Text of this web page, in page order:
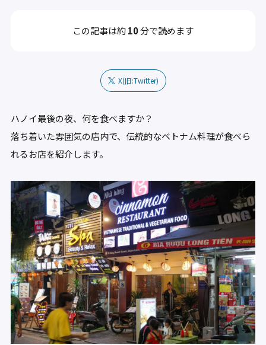
この記事は約10分で読めます
X(旧:Twitter)
ハノイ最後の夜、何を食べますか？
落ち着いた雰囲気の店内で、伝統的なベトナム料理が食べら
れるお店を紹介します。